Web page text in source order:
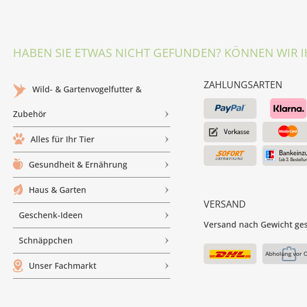
HABEN SIE ETWAS NICHT GEFUNDEN? KÖNNEN WIR
Wild- & Gartenvogelfutter &
Zubehör
Alles für Ihr Tier
Gesundheit & Ernährung
Haus & Garten
Geschenk-Ideen
Schnäppchen
Unser Fachmarkt
ZAHLUNGSARTEN
VERSAND
Versand nach Gewicht
Abholung vor